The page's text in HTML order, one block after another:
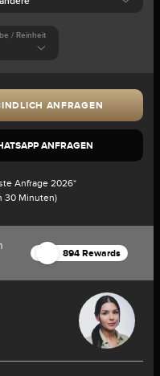
/ Reinheit
ANFRAGEN
ANFRAGEN
Anfrage 2026*
30 Minuten)
894 Rewards